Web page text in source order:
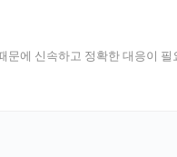
에 신속하고 정확한 대응이